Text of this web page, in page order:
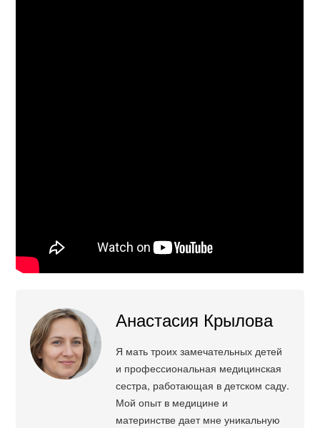
Анастасия Крылова
Я мать троих замечательных детей
и профессиональная медицинская
сестра, работающая в детском саду.
Мой опыт в медицине и
материнстве дает мне уникальную